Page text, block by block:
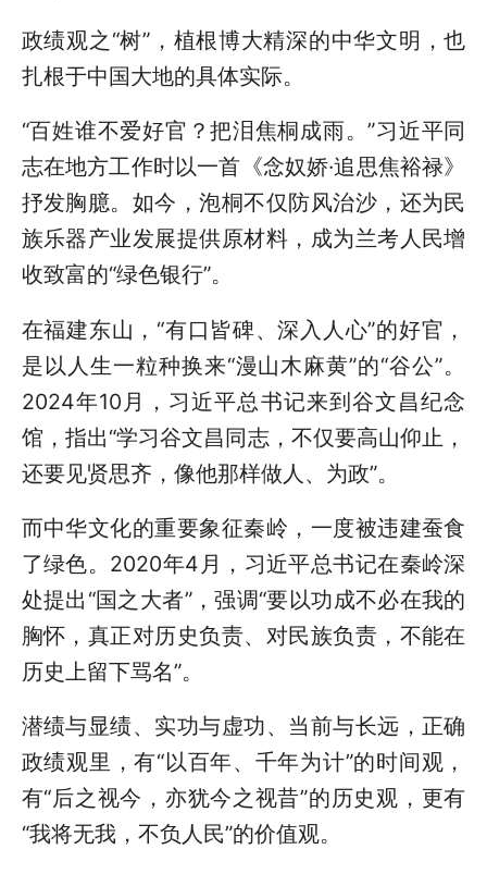
政绩观之“树”，植根博大精深的中华文明，也
扎根于中国大地的具体实际。
“百姓谁不爱好官？把泪焦桐成雨。”习近平同
志在地方工作时以一首《念奴娇·追思焦裕禄》
抒发胸臆。如今，泡桐不仅防风治沙，还为民
族乐器产业发展提供原材料，成为兰考人民增
收致富的“绿色银行”。
在福建东山，“有口皆碑、深入人心”的好官，
是以人生一粒种换来“漫山木麻黄”的“谷公”。
2024年10月，习近平总书记来到谷文昌纪念
馆，指出“学习谷文昌同志，不仅要高山仰止，
还要见贤思齐，像他那样做人、为政”。
而中华文化的重要象征秦岭，一度被违建蚕食
了绿色。2020年4月，习近平总书记在秦岭深
处提出“国之大者”，强调“要以功成不必在我的
胸怀，真正对历史负责、对民族负责，不能在
历史上留下骂名”。
潜绩与显绩、实功与虚功、当前与长远，正确
政绩观里，有“以百年、千年为计”的时间观，
有“后之视今，亦犹今之视昔”的历史观，更有
“我将无我，不负人民”的价值观。